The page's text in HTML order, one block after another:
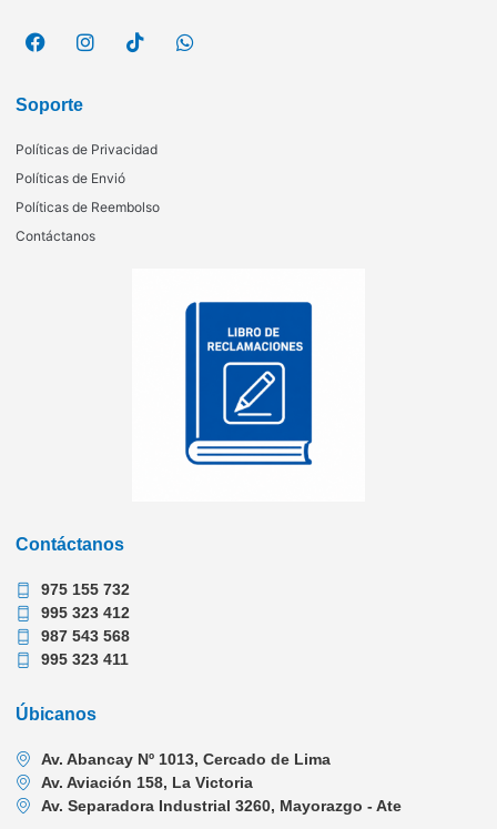
Soporte
Políticas de Privacidad
Políticas de Envió
Políticas de Reembolso
Contáctanos
Contáctanos
975 155 732
995 323 412
987 543 568
995 323 411
Úbicanos
Av. Abancay Nº 1013, Cercado de Lima
Av. Aviación 158, La Victoria
Av. Separadora Industrial 3260, Mayorazgo - Ate